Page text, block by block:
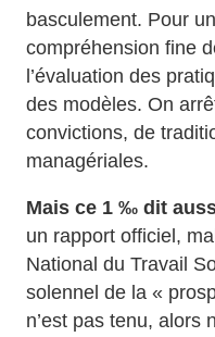
basculement. Pour
compréhension fine
l’évaluation des
des modèles. On
convictions, de
managériales.
Mais ce 1 ‰ dit
un rapport officiel,
National du Travail
solennel de la «
n’est pas tenu, alors